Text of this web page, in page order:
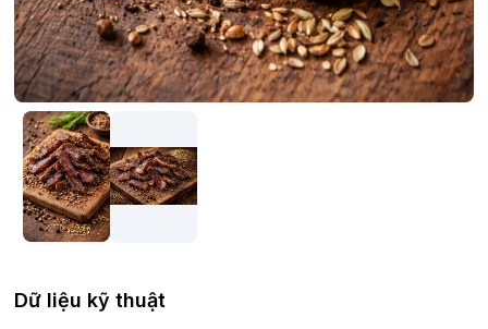
Dữ liệu kỹ thuật